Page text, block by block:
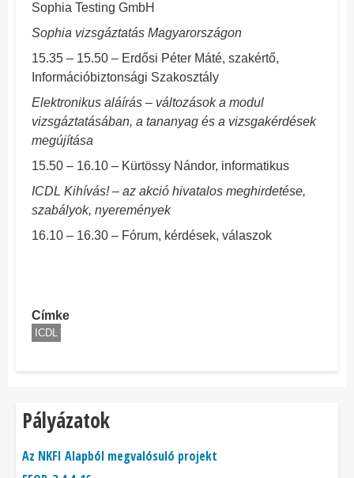
Sophia Testing GmbH
Sophia vizsgáztatás Magyarországon
15.35 – 15.50 – Erdősi Péter Máté, szakértő,
Információbiztonsági Szakosztály
Elektronikus aláírás – változások a modul
vizsgáztatásában, a tananyag és a vizsgakérdések
megújítása
15.50 – 16.10 – Kürtössy Nándor, informatikus
ICDL Kihívás! – az akció hivatalos meghirdetése,
szabályok, nyeremények
16.10 – 16.30 – Fórum, kérdések, válaszok
Címke
ICDL
Pályázatok
Az NKFI Alapból megvalósuló projekt